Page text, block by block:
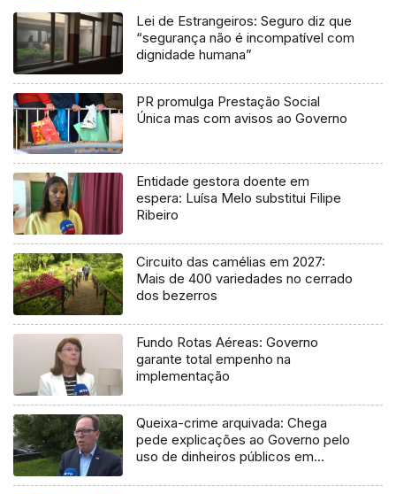
Lei de Estrangeiros: Seguro diz que
“segurança não é incompatível com
dignidade humana”
PR promulga Prestação Social
Única mas com avisos ao Governo
Entidade gestora doente em
espera: Luísa Melo substitui Filipe
Ribeiro
Circuito das camélias em 2027:
Mais de 400 variedades no cerrado
dos bezerros
Fundo Rotas Aéreas: Governo
garante total empenho na
implementação
Queixa-crime arquivada: Chega
pede explicações ao Governo pelo
uso de dinheiros públicos em